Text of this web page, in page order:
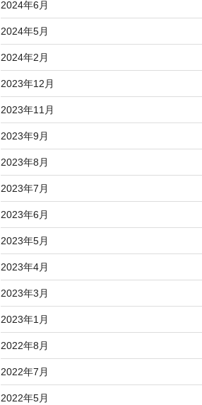
2024年6月
2024年5月
2024年2月
2023年12月
2023年11月
2023年9月
2023年8月
2023年7月
2023年6月
2023年5月
2023年4月
2023年3月
2023年1月
2022年8月
2022年7月
2022年5月